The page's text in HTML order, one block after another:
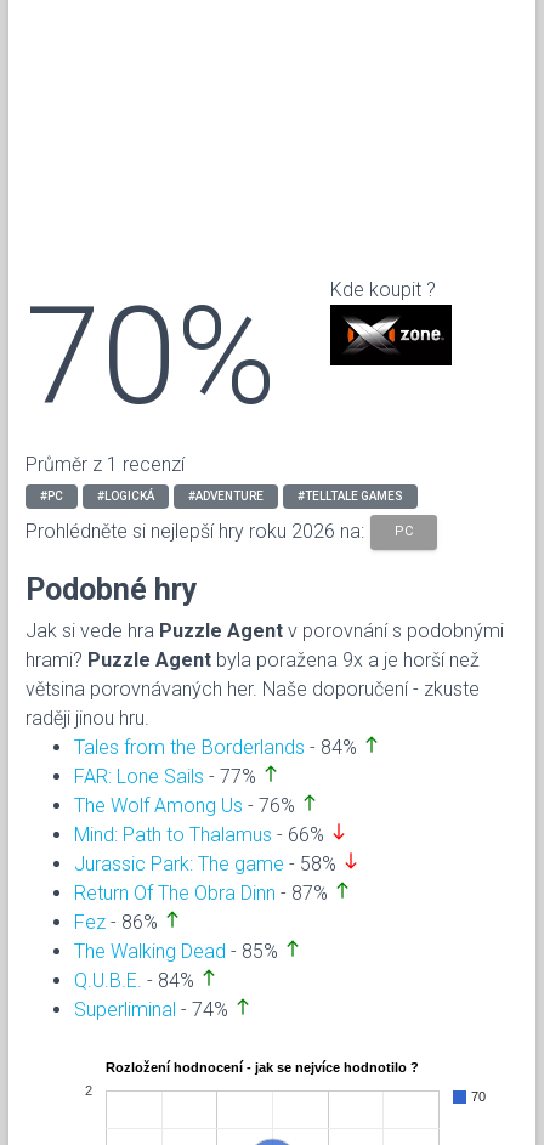
70%
Průměr z 1 recenzí
Kde koupit ?
#PC #LOGICKÁ #ADVENTURE #TELLTALE GAMES
Prohlédněte si nejlepší hry roku 2026 na: PC
Podobné hry
Jak si vede hra Puzzle Agent v porovnání s podobnými
hrami? Puzzle Agent byla poražena 9x a je horší než
větsina porovnávaných her. Naše doporučení - zkuste
raději jinou hru.
Tales from the Borderlands - 84% north
FAR: Lone Sails - 77% north
The Wolf Among Us - 76% north
Mind: Path to Thalamus - 66% south
Jurassic Park: The game - 58% south
Return Of The Obra Dinn - 87% north
Fez - 86% north
The Walking Dead - 85% north
Q.U.B.E. - 84% north
Superliminal - 74% north
Rozložení hodnocení - jak se nejvíce hodnotilo ?
70
2